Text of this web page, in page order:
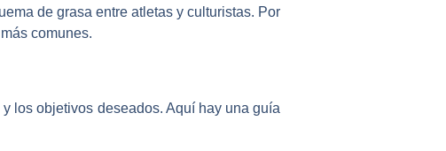
de grasa entre atletas y culturistas. Por
comunes.
los objetivos deseados. Aquí hay una guía